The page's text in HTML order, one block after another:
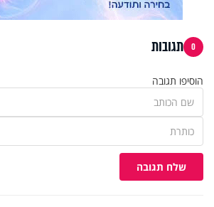
0 תגובות
הוסיפו תגובה
שלח תגובה